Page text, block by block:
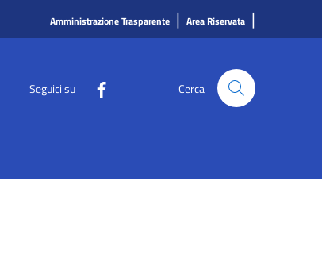
Amministrazione Trasparente | Area Riservata |
Seguici su Cerca